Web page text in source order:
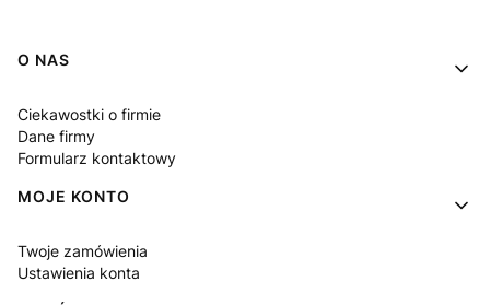
Linki w stopce
O NAS
Ciekawostki o firmie
Dane firmy
Formularz kontaktowy
MOJE KONTO
Twoje zamówienia
Ustawienia konta